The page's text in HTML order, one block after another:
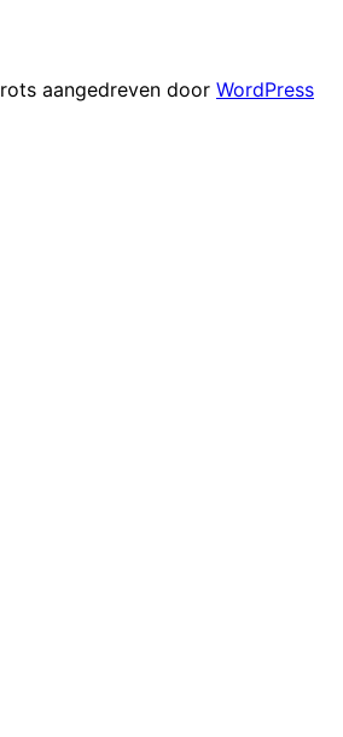
aangedreven door WordPress